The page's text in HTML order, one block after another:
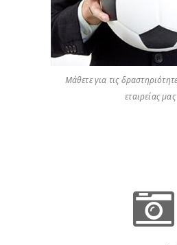
Μάθετε για τις
εταιρείας μας